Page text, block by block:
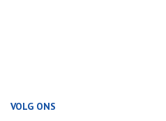
VOLG ONS